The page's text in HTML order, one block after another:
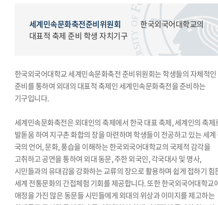
국제학생회
세계민속문화축전준비위원회
세계민속문화축전준비위원회
한국외국어대학교의
대표적 축제 준비 학생 자치기구
한국외국어대학교 세계민속문화축전 준비위원회는 학생들의 자체적인
준비를 통하여 외대의 대표적 축제인 세계민속문화축전을 준비하는
기구입니다.
세계민속문화축전은 외대인의 축제에서 한국 대표 축제, 세계인의 축제
발돋움 하여 지구촌 화합의 장을 마련하며 학생들이 전공하고 있는 세계
국의 언어, 문화, 풍습을 이해하는 한국외국어대학교의 국제적 감각을
고취하고 공연을 통하여 외대 동문, 주한 외국인, 각국대사 및 명사,
시민들과의 유대감을 강화하는 교류의 장으로 활용하며 쉽게 접하기 힘
세계 전통문화의 간접체험 기회를 제공합니다. 또한 한국외국어대학교
애정을 가진 많은 동문들 시민들에게 외대의 위상과 이미지를 제고하는